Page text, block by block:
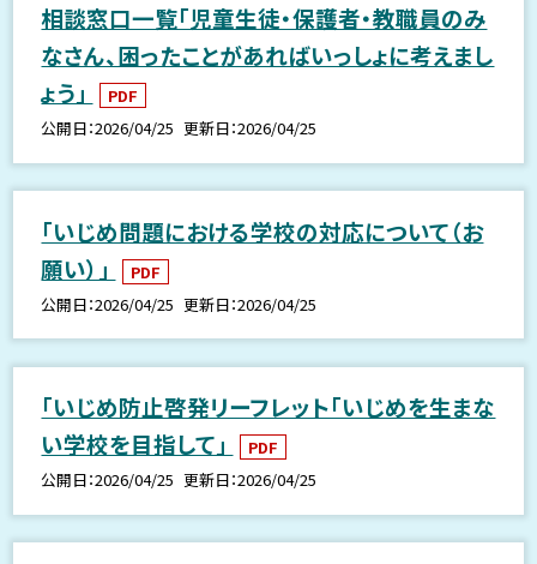
相談窓口一覧「児童生徒・保護者・教職員のみ
なさん、困ったことがあればいっしょに考えまし
ょう」
PDF
公開日 2026/04/25 更新日 2026/04/25
「いじめ問題における学校の対応について（お
願い）」
PDF
公開日 2026/04/25 更新日 2026/04/25
「いじめ防止啓発リーフレット「いじめを生まな
い学校を目指して」
PDF
公開日 2026/04/25 更新日 2026/04/25